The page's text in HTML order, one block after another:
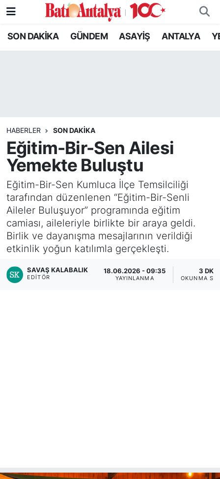
SON DAKİKA GÜNDEM ASAYİŞ ANTALYA
HABERLER SON DAKIKA
Eğitim-Bir-Sen Ailesi
Yemekte Buluştu
Eğitim-Bir-Sen Kumluca İlçe Temsilciliği
tarafından düzenlenen “Eğitim-Bir-Senli
Aileler Buluşuyor” programında eğitim
camiası, aileleriyle birlikte bir araya geldi.
Birlik ve dayanışma mesajlarının verildiği
etkinlik yoğun katılımla gerçekleşti.
SAVAŞ KALABALIK
EDITÖR
18.06.2026 - 09:35
YAYINLANMA
3 DK
OKUNMA
SON DAKİKA
RESMİ İLANLAR
EKONOMİ
Nöbetçi Eczaneler
Son Dakika Haberleri
Haber Arşivi